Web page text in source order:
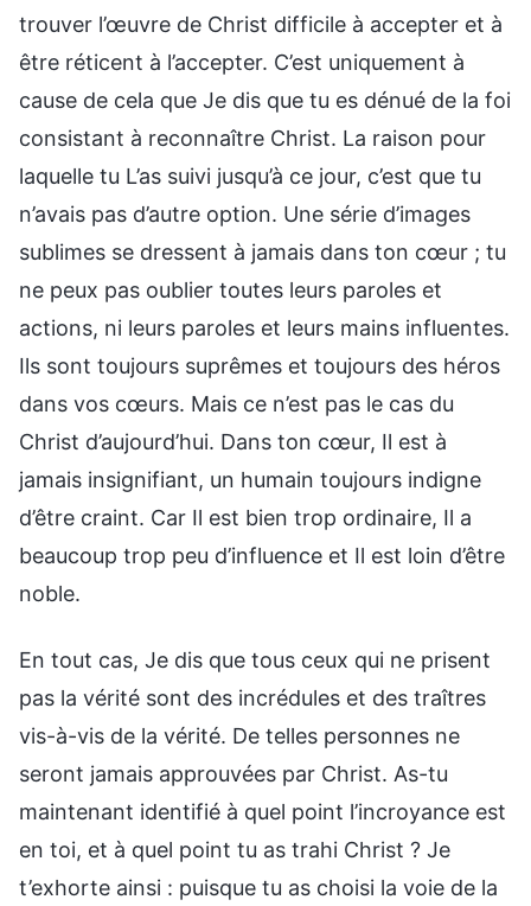
trouver l’œuvre de Christ difficile à accepter et à
être réticent à l’accepter. C’est uniquement à
cause de cela que Je dis que tu es dénué de la foi
consistant à reconnaître Christ. La raison pour
laquelle tu L’as suivi jusqu’à ce jour, c’est que tu
n’avais pas d’autre option. Une série d’images
sublimes se dressent à jamais dans ton cœur ; tu
ne peux pas oublier toutes leurs paroles et
actions, ni leurs paroles et leurs mains influentes.
Ils sont toujours suprêmes et toujours des héros
dans vos cœurs. Mais ce n’est pas le cas du
Christ d’aujourd’hui. Dans ton cœur, Il est à
jamais insignifiant, un humain toujours indigne
d’être craint. Car Il est bien trop ordinaire, Il a
beaucoup trop peu d’influence et Il est loin d’être
noble.
En tout cas, Je dis que tous ceux qui ne prisent
pas la vérité sont des incrédules et des traîtres
vis-à-vis de la vérité. De telles personnes ne
seront jamais approuvées par Christ. As-tu
maintenant identifié à quel point l’incroyance est
en toi, et à quel point tu as trahi Christ ? Je
t’exhorte ainsi : puisque tu as choisi la voie de la